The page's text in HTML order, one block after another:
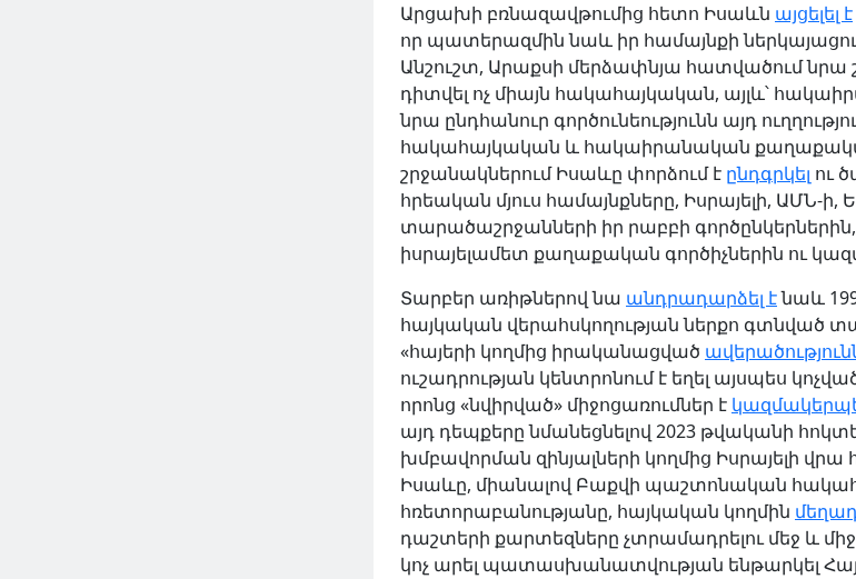
Արցախի բռնազավթումից հետո Իսաևն այցելել է
որ պատերազմին նաև իր համայնքի
Անշուշտ, Արաքսի մերձափնյա հատվածում նրա
դիտվել ոչ միայն հակահայկական, այլև՝
նրա ընդհանուր գործունեությունն այդ
հակահայկական և հակաիրանական
շրջանակներում Իսաևը փորձում է ընդգրկել ու
հրեական մյուս համայնքները, Իսրայելի, ԱՄՆ-ի,
տարածաշրջանների իր րաբբի գործընկերներին,
իսրայելամետ քաղաքական գործիչներին ու
Տարբեր առիթներով նա անդրադարձել էնաև
հայկական վերահսկողության ներքո գտնված
«հայերի կողմից իրականացված
ուշադրության կենտրոնում է եղել այսպես
որոնց «նվիրված» միջոցառումներ է
այդ դեպքերը նմանեցնելով 2023 թվականի
խմբավորման զինյալների կողմից Իսրայելի վրա
Իսաևը, միանալով Բաքվի պաշտոնական
հռետորաբանությանը, հայկական կողմին
դաշտերի քարտեզները չտրամադրելու մեջ և
կոչ արել պատասխանատվության ենթարկել